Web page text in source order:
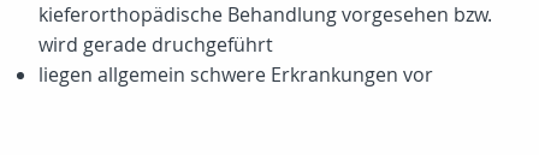
kieferorthopädische Behandlung vorgesehen bzw.
wird gerade druchgeführt
liegen allgemein schwere Erkrankungen vor